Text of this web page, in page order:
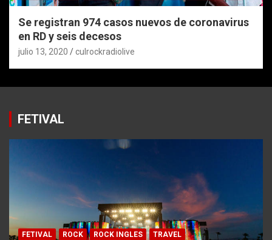
Se registran 974 casos nuevos de coronavirus
en RD y seis decesos
julio 13, 2020 culrockradiolive
FETIVAL
FETIVAL ROCK ROCK INGLES TRAVEL